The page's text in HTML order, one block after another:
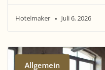
Hotelmaker Juli 6, 2026
Allgemein